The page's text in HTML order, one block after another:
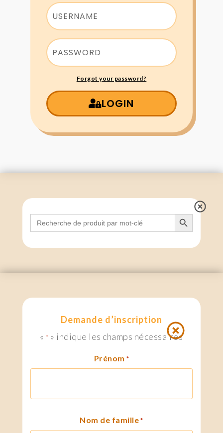
Forgot your password?
LOGIN
Search
for:
Search Button
Demande d’inscription
«* » indique les champs nécessaires
Prénom *
Nom de famille *